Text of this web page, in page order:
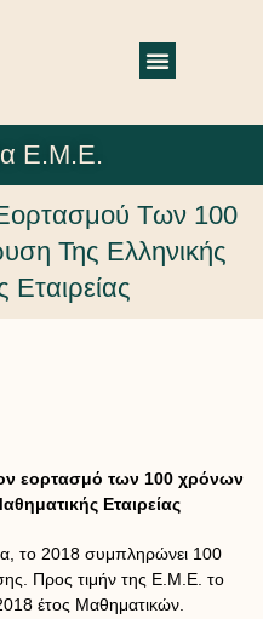
Ε.Μ.Ε.
Των 100
Της Ελληνικής
Εταιρείας
εορτασμό των 100 χρόνων
Εταιρείας
το 2018 συμπληρώνει 100
Προς τιμήν της Ε.Μ.Ε. το
έτος Μαθηματικών.